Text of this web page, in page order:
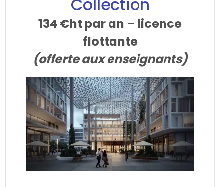
Collection
134 €ht par an – licence
flottante
(offerte aux enseignants)